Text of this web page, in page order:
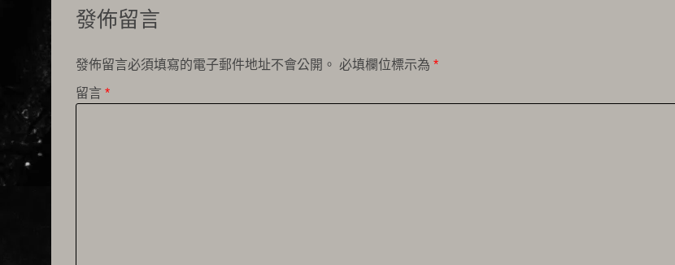
發佈留言
發佈留言必須填寫的電子郵件地址不會公開。 必填欄位標示為 *
留言 *